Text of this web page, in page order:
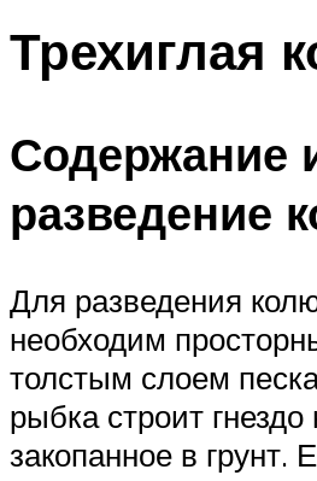
Трехиглая
Содержание
разведение
Для разведения
необходим
толстым слоем
рыбка строит
закопанное в грунт.